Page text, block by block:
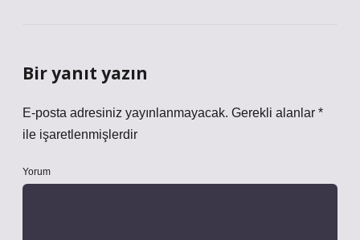
Bir yanıt yazın
E-posta adresiniz yayınlanmayacak. Gerekli alanlar *
ile işaretlenmişlerdir
Yorum